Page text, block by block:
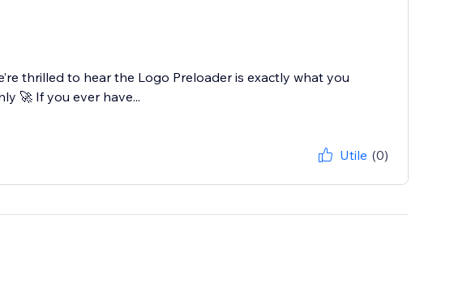
thrilled to hear the Logo Preloader is exactly what you
🚀 If you ever have...
Utile (0)